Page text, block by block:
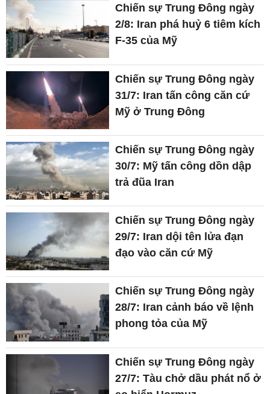
Chiến sự Trung Đông ngày
2/8: Iran phá huỷ 6 tiêm kích
F-35 của Mỹ
Chiến sự Trung Đông ngày
31/7: Iran tấn công căn cứ
Mỹ ở Trung Đông
Chiến sự Trung Đông ngày
30/7: Mỹ tấn công dồn dập
trả đũa Iran
Chiến sự Trung Đông ngày
29/7: Iran dội tên lửa đạn
đạo vào căn cứ Mỹ
Chiến sự Trung Đông ngày
28/7: Iran cảnh báo về lệnh
phong tỏa của Mỹ
Chiến sự Trung Đông ngày
27/7: Tàu chở dầu phát nổ ở